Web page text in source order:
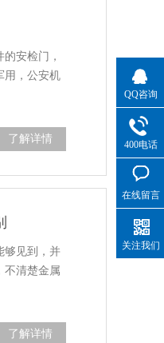
安检门，
用，公安机
了解详情
够见到，并
不清楚金属
了解详情
QQ咨询
400电话
在线留言
关注我们